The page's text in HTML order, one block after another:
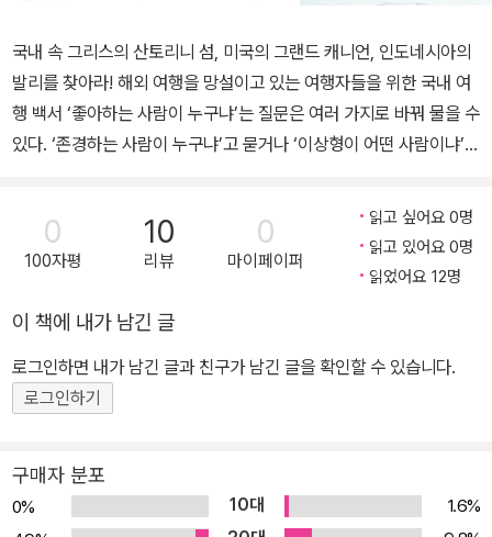
국내 속 그리스의 산토리니 섬, 미국의 그랜드 캐니언, 인도네시아의
발리를 찾아라! 해외 여행을 망설이고 있는 여행자들을 위한 국내 여
행 백서 ‘좋아하는 사람이 누구냐’는 질문은 여러 가지로 바꿔 물을 수
있다. ‘존경하는 사람이 누구냐’고 묻거나 ‘이상형이 어떤 사람이냐’고
것을 좋아한다. 닮고 싶다는 말 속에는 그 사람을 온전히 좋아하고 사
랑하는 마음이 배어 있다고 생각하기 때문이다. 사람과 사람 사이의
관계처럼 자연이나 풍경도 좋은 부분은 서로 닮는 것 같다. 외국을 여
그렇게 반가울 수가 없다. 반대로 우리나라를 여행 하면서 이전에 가
본 적이 있는 외국의 어느 도시, 어느 거리, 어느 관광지의 모습이 떠
오르면 그때의 추억이 더욱 선명하게 떠오른다. 이 책을 엮은 것은 바
로 해외여행지와 닮은 듯 다른 국내 명품여행지를 소개하기 위한 것
하게 맞아떨어지지 않을 수도 있다. 다른 곳과 닮았다는 것은 전체로
볼 때는 한 부분일 뿐, 여행지마다 고유한 아름다움이 있고 그곳에 뿌
0
100자평
10
리뷰
0
마이페이퍼
읽고 싶어요 0명
읽고 있어요 0명
읽었어요 12명
이 책에 내가 남긴 글
로그인하면 내가 남긴 글과 친구가 남긴 글을 확인할 수 있습니다.
로그인하기
구매자 분포
0% 10대
1.6%